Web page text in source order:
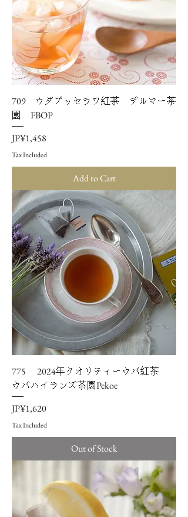
709 ウダプッセラワ紅茶 デルマー茶
園 FBOP
Price
JP¥1,458
Tax Included
Add to Cart
775 2024年クオリティーウバ紅茶
ウバハイランズ茶園Pekoe
Price
JP¥1,620
Tax Included
Out of Stock